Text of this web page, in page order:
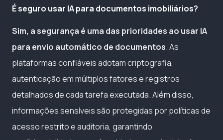
É seguro usar IA para documentos imobiliários?
Sim, a segurança é uma das prioridades ao usar IA
para envio automático de documentos. As
plataformas confiáveis adotam criptografia,
autenticação em múltiplos fatores e registros
detalhados de cada tarefa executada. Além disso,
informações sensíveis são protegidas por políticas de
acesso restrito e auditoria, garantindo